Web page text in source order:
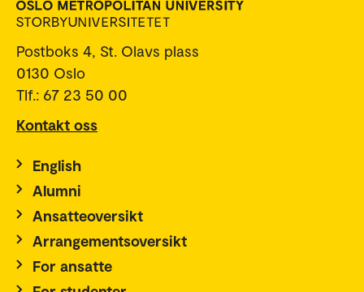
Postboks 4, St. Olavs plass
0130 Oslo
Tlf.: 67 23 50 00
Kontakt oss
English
Alumni
Ansatteoversikt
Arrangementsoversikt
For ansatte